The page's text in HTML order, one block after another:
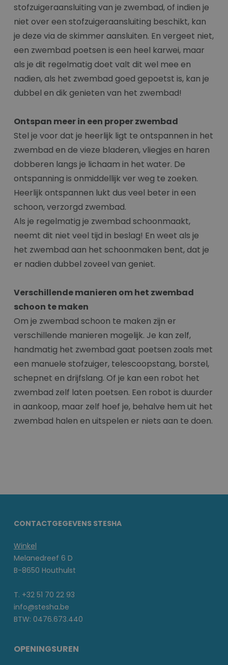
stofzuigeraansluiting van je zwembad, of indien je
niet over een stofzuigeraansluiting beschikt, kan
je deze via de skimmer aansluiten. En vergeet niet,
een zwembad poetsen is een heel karwei, maar
als je dit regelmatig doet valt dit wel mee en
nadien, als het zwembad goed gepoetst is, kan je
dubbel en dik genieten van het zwembad!
Ontspan meer in een proper zwembad
Stel je voor dat je heerlijk ligt te ontspannen in het
zwembad en de vieze bladeren, vliegjes en haren
dobberen langs je lichaam in het water. De
ontspanning is onmiddellijk ver weg te zoeken.
Heerlijk ontspannen lukt dus veel beter in een
schoon, verzorgd zwembad.
Als je regelmatig je zwembad schoonmaakt,
neemt dit niet veel tijd in beslag! En weet als je
het zwembad aan het schoonmaken bent, dat je
er nadien dubbel zoveel van geniet.
Verschillende manieren om het zwembad
schoon te maken
Om je zwembad schoon te maken zijn er
verschillende manieren mogelijk. Je kan zelf,
handmatig het zwembad gaat poetsen zoals met
een manuele stofzuiger, telescoopstang, borstel,
schepnet en drijfslang. Of je kan een robot het
zwembad zelf laten poetsen. Een robot is duurder
in aankoop, maar zelf hoef je, behalve hem uit het
zwembad halen en uitspelen er niets aan te doen.
CONTACTGEGEVENS STESHA
Winkel
Melanedreef 6 D
B-8650 Houthulst
T. +32 51 70 22 93
info@stesha.be
BTW: 0476.673.440
OPENINGSUREN